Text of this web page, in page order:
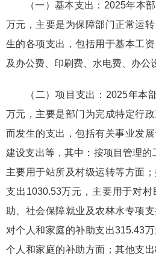
（一）基本支出：2025年本
万元，主要是为保障部门正常运
生的各项支出，包括用于基本工
及办公费、印刷费、水电费、办公
（二）项目支出：2025年本
万元，主要是部门为完成特定行
而发生的支出，包括有关事业发
建设支出等，其中：按项目管理的
主要用于站所及村级运转等方面
支出1030.53万元，主要用于对
助、社会保障就业及农林水专项
对个人和家庭的补助支出315.43
个人和家庭的补助方面；其他支